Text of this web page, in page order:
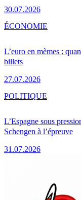
30.07.2026
L’euro en mèmes :
billets
27.07.2026
ÉCONOMIE
L’Espagne sous
Schengen à l’épreuve
31.07.2026
POLITIQUE